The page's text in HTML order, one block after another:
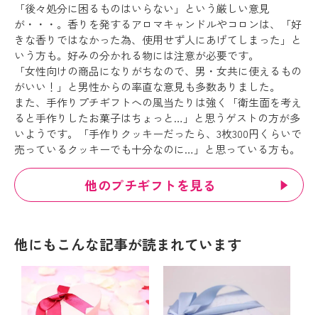
「後々処分に困るものはいらない」という厳しい意見
が・・・。香りを発するアロマキャンドルやコロンは、「好
きな香りではなかった為、使用せず人にあげてしまった」と
いう方も。好みの分かれる物には注意が必要です。
「女性向けの商品になりがちなので、男・女共に使えるもの
がいい！」と男性からの率直な意見も多数ありました。
また、手作りプチギフトへの風当たりは強く「衛生面を考え
ると手作りしたお菓子はちょっと…」と思うゲストの方が多
いようです。「手作りクッキーだったら、3枚300円くらいで
売っているクッキーでも十分なのに…」と思っている方も。
他のプチギフトを見る
他にもこんな記事が読まれています